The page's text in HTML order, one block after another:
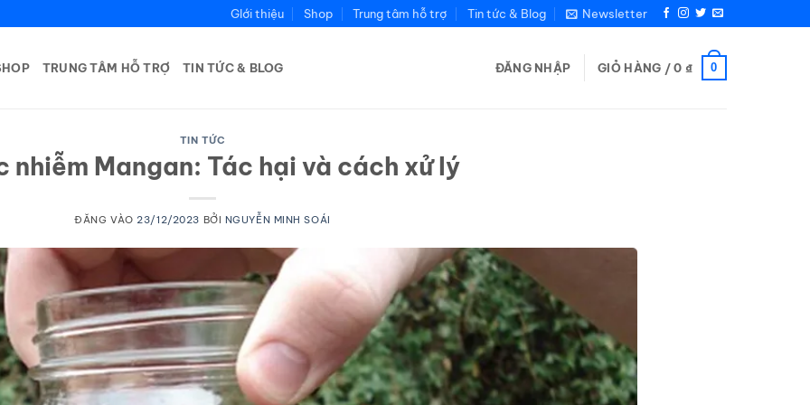
GIới thiệu Shop Trung tâm hỗ trợ Tin tức & Blog Newsletter
TRUNG TÂM HỖ TRỢ TIN TỨC & BLOG ĐĂNG NHẬP GIỎ HÀNG /0 ₫ 0
TIN TỨC
nhiễm Mangan: Tác hại và cách xử lý
ĐĂNG VÀO 23/12/2023 BỞI NGUYỄN MINH SOÁI